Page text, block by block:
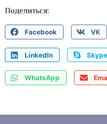
Поделиться:
Facebook VK
LinkedIn Skype
WhatsApp